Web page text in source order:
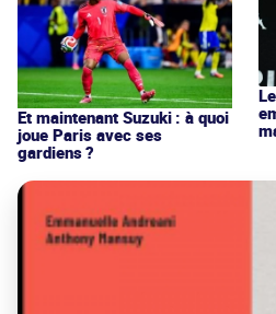
Et maintenant Suzuki : à quoi
joue Paris avec ses
gardiens ?